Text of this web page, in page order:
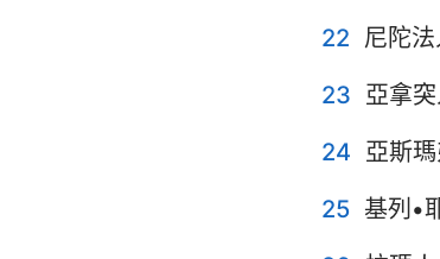
22 尼陀法
23 亞拿
24 亞斯
25 基列•